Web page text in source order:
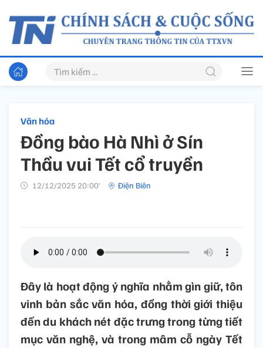
Văn hóa
Đồng bào Hà Nhì ở Sín
Thầu vui Tết cổ truyền
12/12/2025 20:00’ Điện Biên
Đây là hoạt động ý nghĩa nhằm gìn giữ, tôn
vinh bản sắc văn hóa, đồng thời giới thiệu
đến du khách nét đặc trưng trong từng tiết
mục văn nghệ, và trong mâm cỗ ngày Tết